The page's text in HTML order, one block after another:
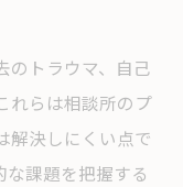
動のクセの洗
と原因特定の
できない要因
のトラウマ、自己
れらは相談所のプ
解決しにくい点で
な課題を把握する